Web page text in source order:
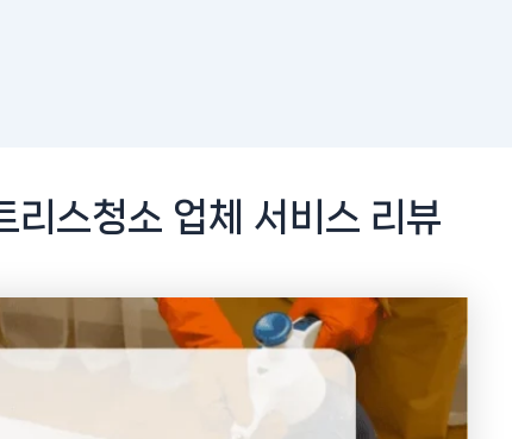
리스청소 업체 서비스 리뷰